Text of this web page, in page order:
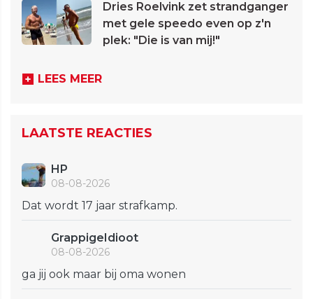
Dries Roelvink zet strandganger
met gele speedo even op z'n
plek: "Die is van mij!"
LEES MEER
LAATSTE REACTIES
HP
08-08-2026
Dat wordt 17 jaar strafkamp.
GrappigeIdioot
08-08-2026
ga jij ook maar bij oma wonen